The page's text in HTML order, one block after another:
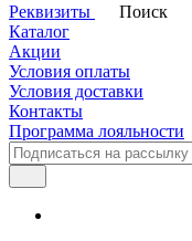
Реквизиты
Поиск
Каталог
Акции
Условия оплаты
Условия доставки
Контакты
Программа лояльности